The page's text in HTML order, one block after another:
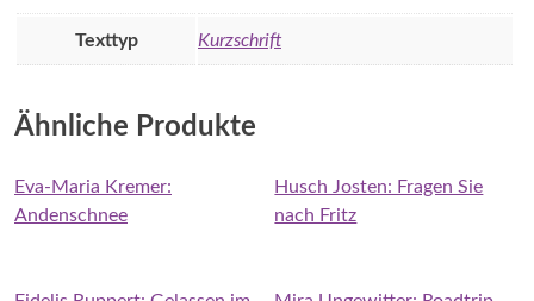
Texttyp Kurzschrift
Ähnliche Produkte
Eva-Maria Kremer:
Andenschnee
Husch Josten: Fragen Sie
nach Fritz